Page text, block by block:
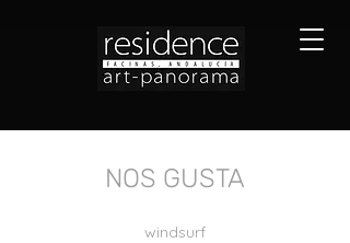
NOS GUSTA
windsurf